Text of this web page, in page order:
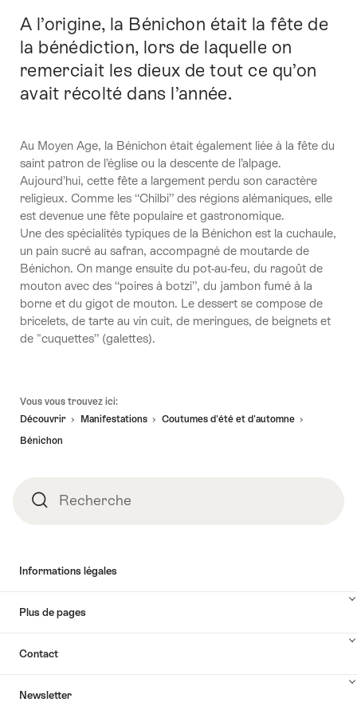
Introduction
A l’origine, la Bénichon était la fête de
la bénédiction, lors de laquelle on
remerciait les dieux de tout ce qu’on
avait récolté dans l’année.
Au Moyen Age, la Bénichon était également liée à la fête du
saint patron de l’église ou la descente de l’alpage.
Aujourd’hui, cette fête a largement perdu son caractère
religieux. Comme les “Chilbi” des régions alémaniques, elle
est devenue une fête populaire et gastronomique.
Une des spécialités typiques de la Bénichon est la cuchaule,
un pain sucré au safran, accompagné de moutarde de
Bénichon. On mange ensuite du pot-au-feu, du ragoût de
mouton avec des “poires à botzi”, du jambon fumé à la
borne et du gigot de mouton. Le dessert se compose de
bricelets, de tarte au vin cuit, de meringues, de beignets et
de "cuquettes” (galettes).
Vous vous trouvez ici:
Découvrir
Manifestations
Coutumes d'été et d'automne
Bénichon
RechercheRecherche
Informations légales
Plus de pages
Contact
Newsletter